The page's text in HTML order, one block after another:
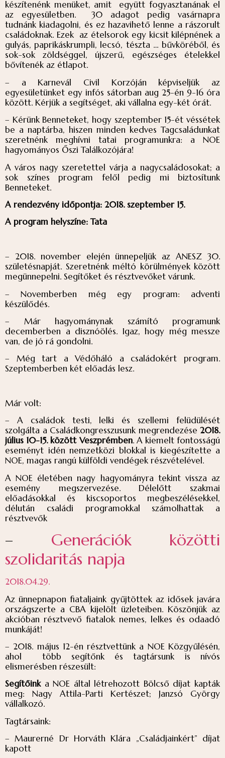
készítenénk menüket, amit együtt fogyasztanának el
az egyesületben. 30 adagot pedig vasárnapra
tudnánk kiadagolni, és ez hazavihető lenne a rászorult
családoknak. Ezek az ételsorok egy kicsit kilépnének a
gulyás, paprikáskrumpli, lecsó, tészta … bűvköréből, és
sok-sok zöldséggel, újszerű, egészséges ételekkel
bővítenék az étlapot.
– a Karnevál Civil Korzóján képviseljük az
egyesületünket egy infós sátorban aug 25-én 9-16 óra
között. Kérjük a segítséget, aki vállalna egy-két órát.
– Kérünk Benneteket, hogy szeptember 15-ét véssétek
be a naptárba, hiszen minden kedves Tagcsaládunkat
szeretnénk meghívni tatai programunkra: a NOE
hagyományos Őszi Találkozójára!
A város nagy szeretettel várja a nagycsaládosokat; a
sok színes program felől pedig mi biztosítunk
Benneteket.
A rendezvény időpontja: 2018. szeptember 15.
A program helyszíne: Tata
– 2018. november elején ünnepeljük az ANESZ 30.
születésnapját. Szeretnénk méltó körülmények között
megünnepelni. Segítőket és résztvevőket várunk.
– Novemberben még egy program: adventi
készülődés.
– Már hagyománynak számító programunk
decemberben a disznóölés. Igaz, hogy még messze
van, de jó rá gondolni.
– Még tart a Védőháló a családokért program.
Szeptemberben két előadás lesz.
Már volt:
– A családok testi, lelki és szellemi felüdülését
szolgálta a Családkongresszusunk megrendezése 2018.
július 10-15. között Veszprémben. A kiemelt fontosságú
eseményt idén nemzetközi blokkal is kiegészítette a
NOE, magas rangú külföldi vendégek részvételével.
A NOE életében nagy hagyományra tekint vissza az
esemény megszervezése. Délelőtt szakmai
előadásokkal és kiscsoportos megbeszélésekkel,
délután családi programokkal számolhattak a
résztvevők
– Generációk közötti
szolidaritás napja
2018.04.29.
Az ünnepnapon fiataljaink gyűjtöttek az idősek javára
országszerte a CBA kijelölt üzleteiben. Köszönjük az
akcióban résztvevő fiatalok nemes, lelkes és odaadó
munkáját!
– 2018. május 12-én résztvettünk a NOE Közgyűlésén,
ahol több segítőnk és tagtársunk is nívós
elismerésben részesült:
Segítőinka NOE által létrehozott Bölcső díjat kapták
meg: Nagy Attila-Parti Kertészet; Janzsó György
vállalkozó.
Tagtársaink:
– Maurerné Dr Horváth Klára „Családjainkért” díjat
kapott